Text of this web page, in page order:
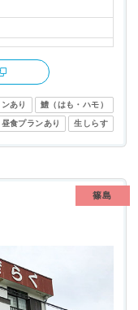
あり 鱧（はも・ハモ）
昼食プランあり 生しらす
篠島